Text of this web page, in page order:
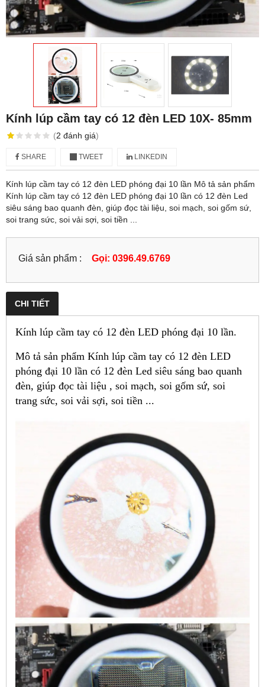
Kính lúp cầm tay có 12 đèn LED 10X- 85mm
(2 đánh giá)
SHARE TWEET LINKEDIN
Kính lúp cầm tay có 12 đèn LED phóng đại 10 lần Mô tả sản phẩm
Kính lúp cầm tay có 12 đèn LED phóng đại 10 lần có 12 đèn Led
siêu sáng bao quanh đèn, giúp đọc tài liệu, soi mạch, soi gốm sứ,
soi trang sức, soi vải sợi, soi tiền ...
Giá sản phẩm : Gọi: 0396.49.6769
CHI TIẾT
Kính lúp cầm tay có 12 đèn LED phóng đại 10 lần.
Mô tả sản phẩm Kính lúp cầm tay có 12 đèn LED
phóng đại 10 lần có 12 đèn Led siêu sáng bao quanh
đèn, giúp đọc tài liệu , soi mạch, soi gốm sứ, soi
trang sức, soi vải sợi, soi tiền ...